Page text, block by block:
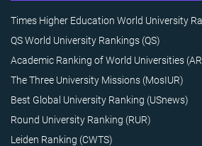
Times Higher Education World University
QS World University Rankings (QS)
Academic Ranking of World Universities
The Three University Missions (MosIUR)
Best Global University Ranking (USnews)
Round University Ranking (RUR)
Leiden Ranking (CWTS)